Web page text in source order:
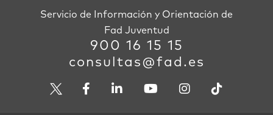
Servicio de Información y Orientación de
Fad Juventud
900 16 15 15
consultas@fad.es